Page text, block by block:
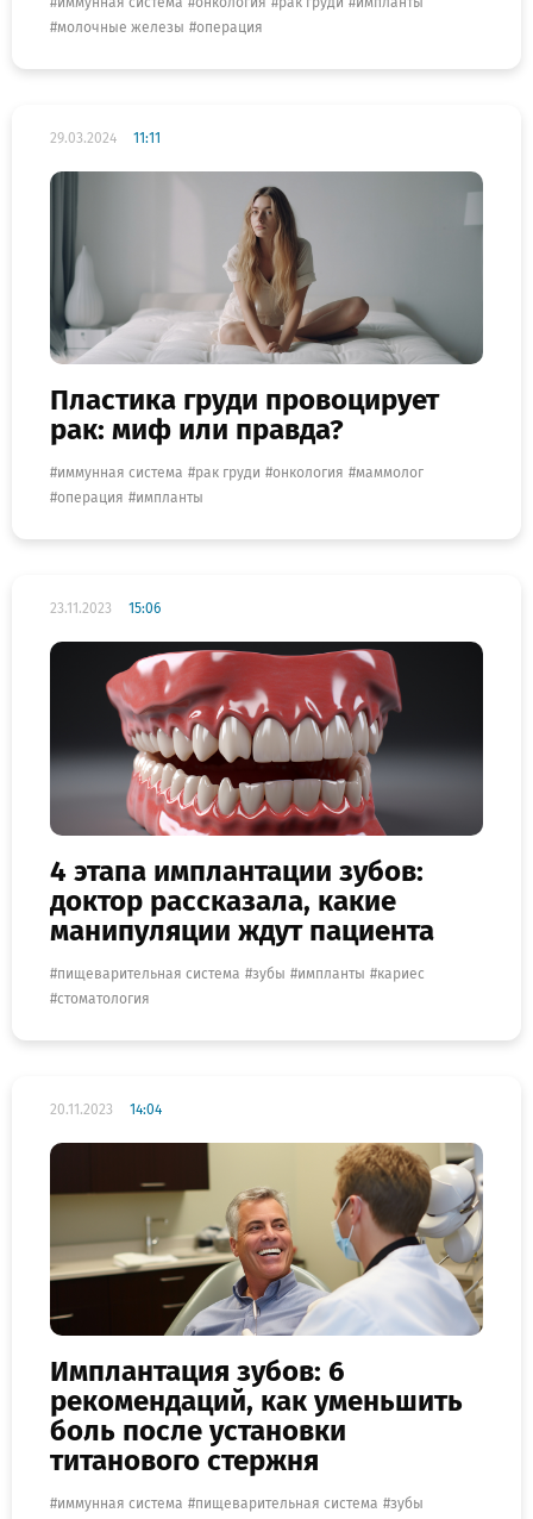
молочные железы
операция
29.03.2024 11:11
Пластика груди провоцирует
рак: миф или правда?
иммунная система рак груди онкология
маммолог
операция
импланты
23.11.2023 15:06
4 этапа имплантации зубов:
доктор рассказала, какие
манипуляции ждут пациента
пищеварительная система зубы импланты
кариес
стоматология
20.11.2023 14:04
Имплантация зубов: 6
рекомендаций, как уменьшить
боль после установки
титанового стержня
иммунная система пищеварительная система
зубы